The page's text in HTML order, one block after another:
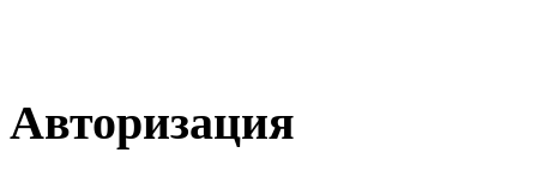
Авторизация